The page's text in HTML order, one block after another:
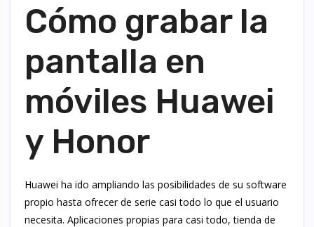
Cómo grabar la
pantalla en
móviles Huawei
y Honor
Huawei ha ido ampliando las posibilidades de su software
propio hasta ofrecer de serie casi todo lo que el usuario
necesita. Aplicaciones propias para casi todo, tienda de